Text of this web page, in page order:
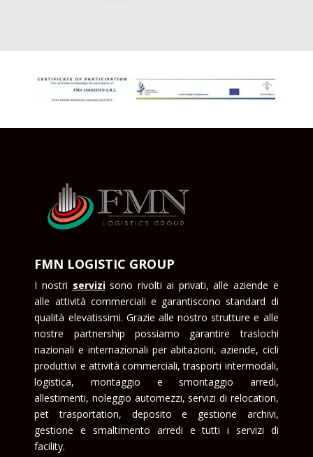
FMN LOGISTIC GROUP
I nostri servizisono rivolti ai privati, alle aziende e
alle attività commerciali e garantiscono standard di
qualità elevatissimi. Grazie alle nostro strutture e alle
nostre partnership possiamo garantire traslochi
nazionali e internazionali per abitazioni, aziende, cicli
produttivi e attività commerciali, trasporti intermodali,
logistica, montaggio e smontaggio arredi,
allestimenti, noleggio automezzi, servizi di relocation,
pet trasportation, deposito e gestione archivi,
gestione e smaltimento arredi e tutti i servizi di
facility.